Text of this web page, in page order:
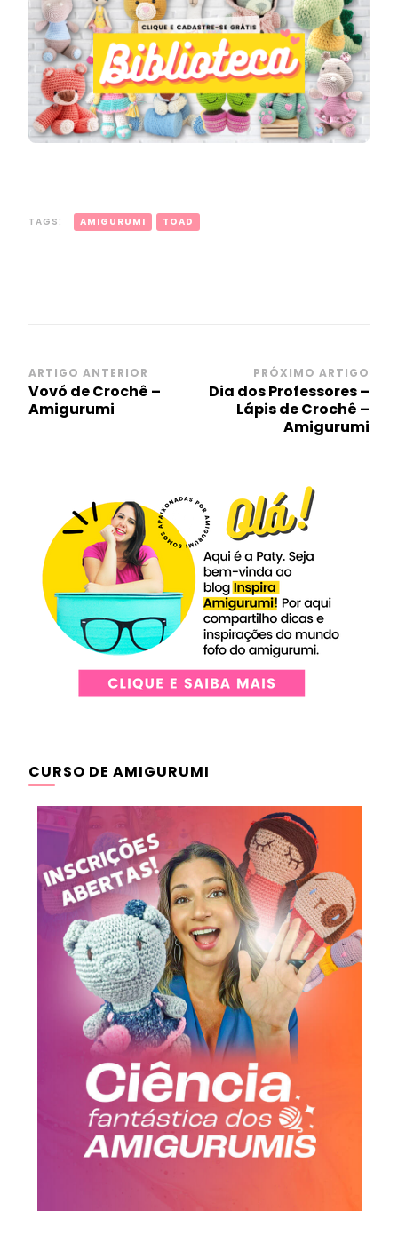
TAGS: AMIGURUMI TOAD
Navegação
de
post
ARTIGO ANTERIOR
Vovó de Crochê –
Amigurumi
PRÓXIMO ARTIGO
Dia dos Professores –
Lápis de Crochê –
Amigurumi
CURSO DE AMIGURUMI